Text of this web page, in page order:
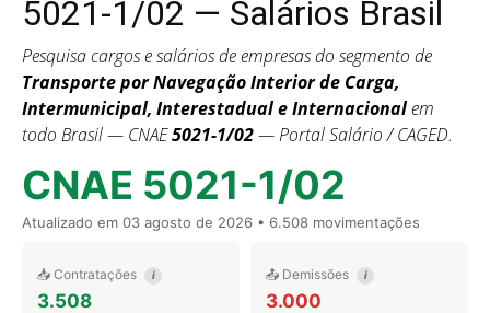
5021-1/02 — Salários Brasil
Pesquisa cargos e salários de empresas do segmento de
Transporte por Navegação Interior de Carga,
Intermunicipal, Interestadual e Internacionalem
todo Brasil — CNAE5021-1/02— Portal Salário / CAGED.
CNAE 5021-1/02
Atualizado em 03 agosto de 2026 • 6.508 movimentações
📥 Contratações i
3.508
📤 Demissões i
3.000